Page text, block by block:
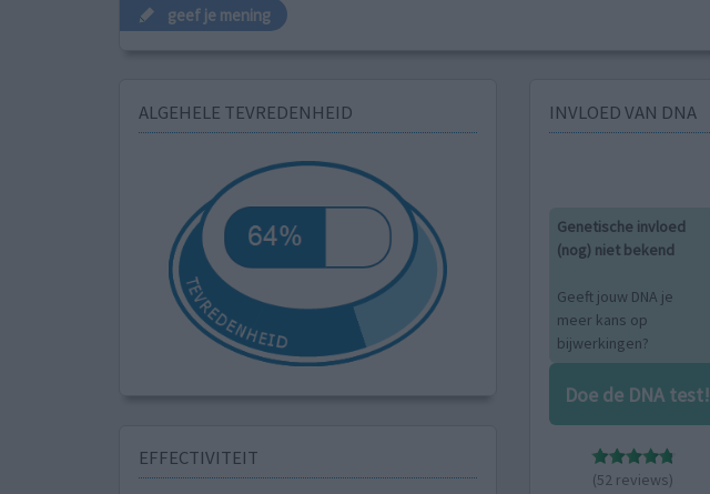
geef je mening
ALGEHELE TEVREDENHEID
EFFECTIVITEIT
INVLOED VAN DNA
Genetische invloed
(nog) niet bekend
Geeft jouw DNA je
meer kans op
bijwerkingen?
Doe de DNA test!
(52 reviews)